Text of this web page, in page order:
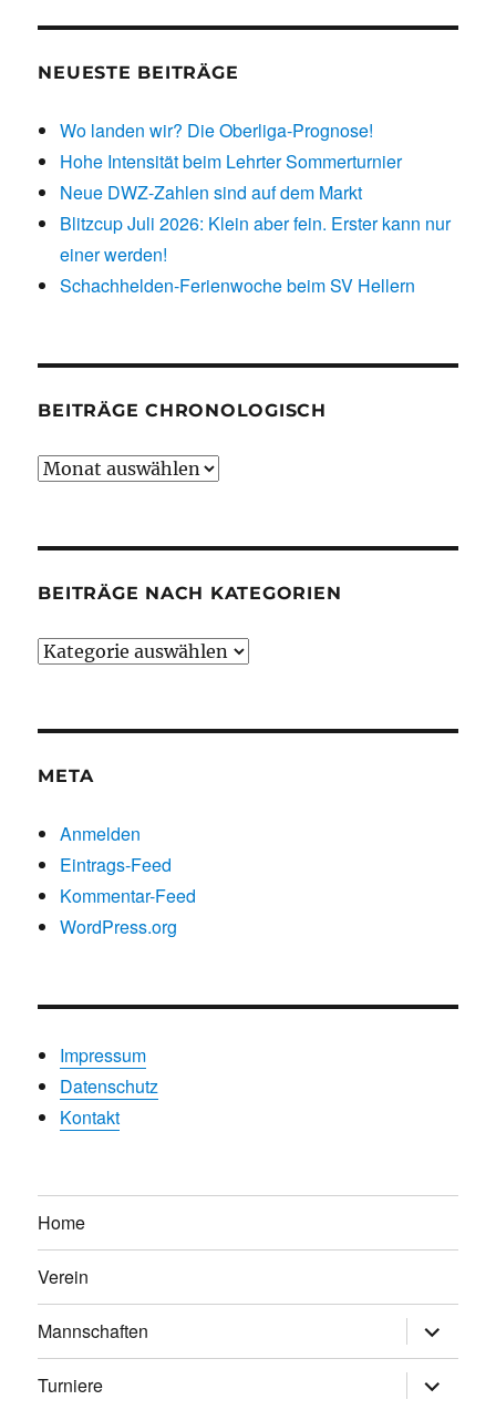
NEUESTE BEITRÄGE
Wo landen wir? Die Oberliga-Prognose!
Hohe Intensität beim Lehrter Sommerturnier
Neue DWZ-Zahlen sind auf dem Markt
Blitzcup Juli 2026: Klein aber fein. Erster kann nur
einer werden!
Schachhelden-Ferienwoche beim SV Hellern
BEITRÄGE CHRONOLOGISCH
Beiträge
BEITRÄGE NACH KATEGORIEN
Beiträge
META
Anmelden
Eintrags-Feed
Kommentar-Feed
WordPress.org
Impressum
Datenschutz
Kontakt
Home
Verein
Mannschaften
anzeigen
Turniere
anzeigen